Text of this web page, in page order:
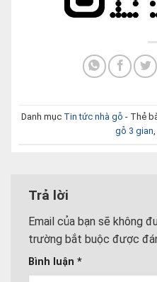
Danh mục Tin tức nhà gỗ - Thẻ
gỗ 3 gian
Trả lời
Email của bạn sẽ không
trường bắt buộc được
Bình luận *